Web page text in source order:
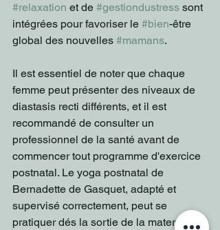
#relaxation et de #gestiondustress sont
intégrées pour favoriser le #bien-être
global des nouvelles #mamans.
Il est essentiel de noter que chaque
femme peut présenter des niveaux de
diastasis recti différents, et il est
recommandé de consulter un
professionnel de la santé avant de
commencer tout programme d'exercice
postnatal. Le yoga postnatal de
Bernadette de Gasquet, adapté et
supervisé correctement, peut se
pratiquer dés la sortie de la maternité et